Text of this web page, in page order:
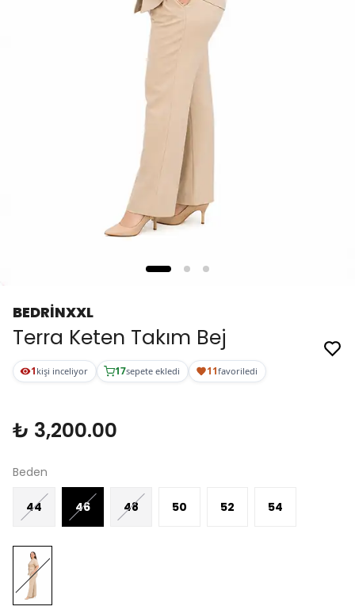
BEDRİNXXL
Terra Keten Takım Bej
1 kişi inceliyor 17sepete ekledi 11favoriledi
₺ 3,200.00
Beden
44 46 48 50 52 54